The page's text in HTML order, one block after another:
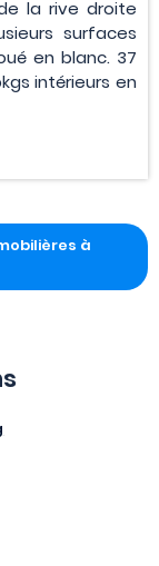
la rive droite
surfaces
en blanc. 37
intérieurs en
à